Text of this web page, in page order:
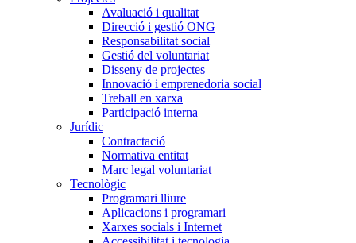
Avaluació i qualitat
Direcció i gestió ONG
Responsabilitat social
Gestió del voluntariat
Disseny de projectes
Innovació i emprenedoria social
Treball en xarxa
Participació interna
Jurídic
Contractació
Normativa entitat
Marc legal voluntariat
Tecnològic
Programari lliure
Aplicacions i programari
Xarxes socials i Internet